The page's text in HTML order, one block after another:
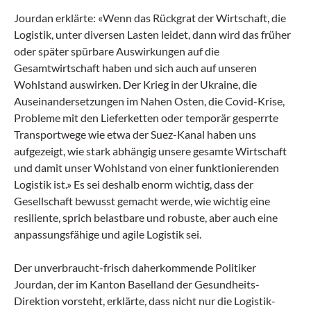
Jourdan erklärte: «Wenn das Rückgrat der Wirtschaft, die
Logistik, unter diversen Lasten leidet, dann wird das früher
oder später spürbare Auswirkungen auf die
Gesamtwirtschaft haben und sich auch auf unseren
Wohlstand auswirken. Der Krieg in der Ukraine, die
Auseinandersetzungen im Nahen Osten, die Covid-Krise,
Probleme mit den Lieferketten oder temporär gesperrte
Transportwege wie etwa der Suez-Kanal haben uns
aufgezeigt, wie stark abhängig unsere gesamte Wirtschaft
und damit unser Wohlstand von einer funktionierenden
Logistik ist.» Es sei deshalb enorm wichtig, dass der
Gesellschaft bewusst gemacht werde, wie wichtig eine
resiliente, sprich belastbare und robuste, aber auch eine
anpassungsfähige und agile Logistik sei.
Der unverbraucht-frisch daherkommende Politiker
Jourdan, der im Kanton Baselland der Gesundheits-
Direktion vorsteht, erklärte, dass nicht nur die Logistik-